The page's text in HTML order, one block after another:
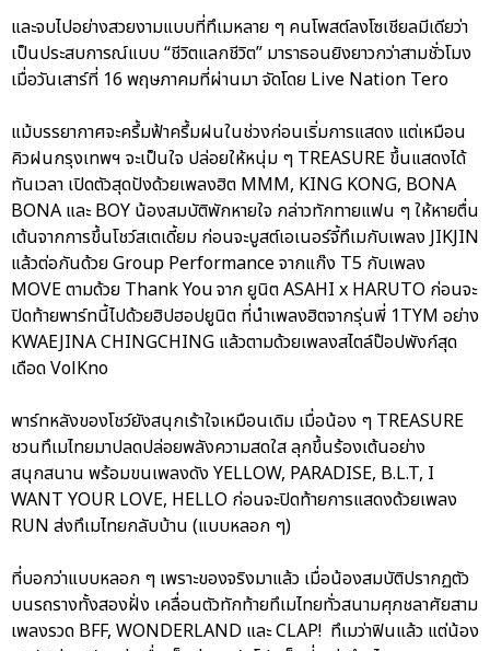
และจบไปอย่างสวยงามแบบที่ทึเมหลาย ๆ คนโพสต์ลงโซเชียลมีเดียว่า
เป็นประสบการณ์แบบ “ชีวิตแลกชีวิต” มาราธอนยิงยาวกว่าสามชั่วโมง
เมื่อวันเสาร์ที่ 16 พฤษภาคมที่ผ่านมา จัดโดย Live Nation Tero
แม้บรรยากาศจะครึ้มฟ้าครึ้มฝนในช่วงก่อนเริ่มการแสดง แต่เหมือน
คิวฝนกรุงเทพฯ จะเป็นใจ ปล่อยให้หนุ่ม ๆ TREASURE ขึ้นแสดงได้
ทันเวลา เปิดตัวสุดปังด้วยเพลงฮิต MMM, KING KONG, BONA
BONA และ BOY น้องสมบัติพักหายใจ กล่าวทักทายแฟน ๆ ให้หายตื่น
เต้นจากการขึ้นโชว์สเตเดี้ยม ก่อนจะบูสต์เอเนอร์จี้ทึเมกับเพลง JIKJIN
แล้วต่อกันด้วย Group Performance จากแก๊ง T5 กับเพลง
MOVE ตามด้วย Thank You จาก ยูนิต ASAHI x HARUTO ก่อนจะ
ปิดท้ายพาร์ทนี้ไปด้วยฮิปฮอปยูนิต ที่นำเพลงฮิตจากรุ่นพี่ 1TYM อย่าง
KWAEJINA CHINGCHING แล้วตามด้วยเพลงสไตล์ป๊อปพังก์สุด
เดือด VolKno
พาร์ทหลังของโชว์ยังสนุกเร้าใจเหมือนเดิม เมื่อน้อง ๆ TREASURE
ชวนทึเมไทยมาปลดปล่อยพลังความสดใส ลุกขึ้นร้องเต้นอย่าง
สนุกสนาน พร้อมขนเพลงดัง YELLOW, PARADISE, B.L.T, I
WANT YOUR LOVE, HELLO ก่อนจะปิดท้ายการแสดงด้วยเพลง
RUN ส่งทึเมไทยกลับบ้าน (แบบหลอก ๆ)
ที่บอกว่าแบบหลอก ๆ เพราะของจริงมาแล้ว เมื่อน้องสมบัติปรากฏตัว
บนรถรางทั้งสองฝั่ง เคลื่อนตัวทักท้ายทึเมไทยทั่วสนามศุภชลาศัยสาม
เพลงรวด BFF, WONDERLAND และ CLAP! ทึเมว่าฟินแล้ว แต่น้อง